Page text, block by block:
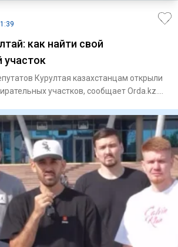
как найти свой
участок
Курултая казахстанцам открыли
участков, сообщает Orda.kz.